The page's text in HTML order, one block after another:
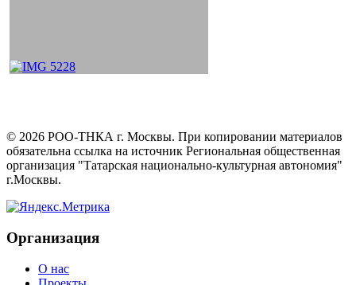
© 2026 РОО-ТНКА г. Москвы. При копировании материалов
обязательна ссылка на источник Региональная общественная
организация "Татарская национально-культурная автономия"
г.Москвы.
Организация
О нас